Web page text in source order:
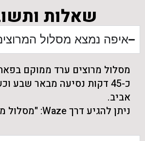
שאלות
איפה נמצא מסלול
מסלול מרוצים ערד ממוקם
כ-45 דקות נסיעה מבאר שבע
אביב.
ניתן להגיע דרך Waze: "מסלול מרוצים ערד"